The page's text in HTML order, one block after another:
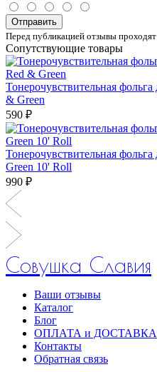
Отправить
Перед публикацией отзывы
Сопутствующие товары
Тонерочувствительная
& Green
590 ₽
Тонерочувствительная
Green 10' Roll
990 ₽
Совушка Славия
Ваши отзывы
Каталог
Блог
ОПЛАТА и ДОСТАВКА
Контакты
Обратная связь